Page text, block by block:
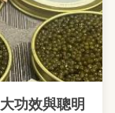
功效與聰明